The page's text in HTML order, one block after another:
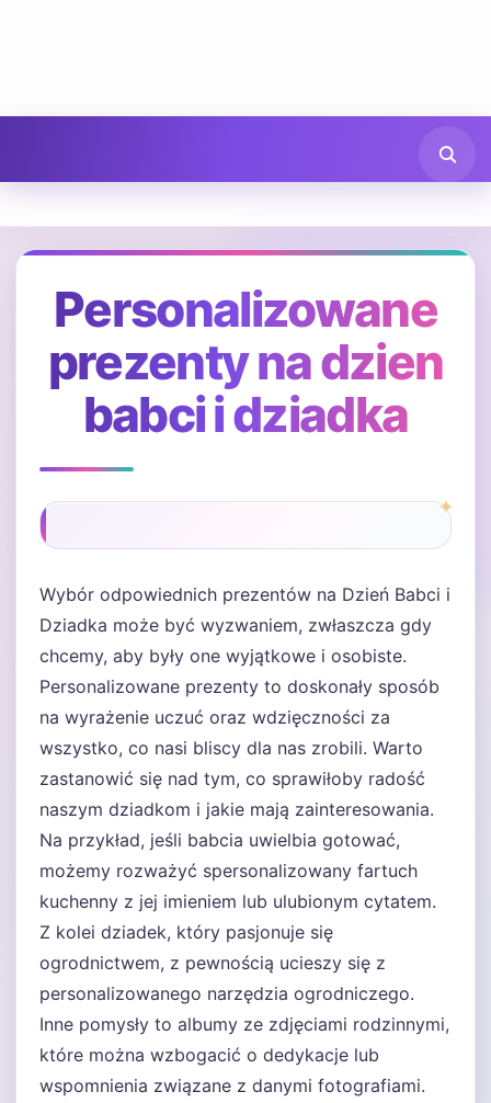
Personalizowane
prezenty na dzien
babci i dziadka
Wybór odpowiednich prezentów na Dzień Babci i
Dziadka może być wyzwaniem, zwłaszcza gdy
chcemy, aby były one wyjątkowe i osobiste.
Personalizowane prezenty to doskonały sposób
na wyrażenie uczuć oraz wdzięczności za
wszystko, co nasi bliscy dla nas zrobili. Warto
zastanowić się nad tym, co sprawiłoby radość
naszym dziadkom i jakie mają zainteresowania.
Na przykład, jeśli babcia uwielbia gotować,
możemy rozważyć spersonalizowany fartuch
kuchenny z jej imieniem lub ulubionym cytatem.
Z kolei dziadek, który pasjonuje się
ogrodnictwem, z pewnością ucieszy się z
personalizowanego narzędzia ogrodniczego.
Inne pomysły to albumy ze zdjęciami rodzinnymi,
które można wzbogacić o dedykacje lub
wspomnienia związane z danymi fotografiami.